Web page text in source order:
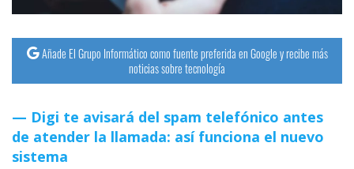
Añade El Grupo Informático como fuente preferida en Google y recibe más
noticias sobre tecnología
Digi te avisará del spam telefónico antes
de atender la llamada: así funciona el nuevo
sistema